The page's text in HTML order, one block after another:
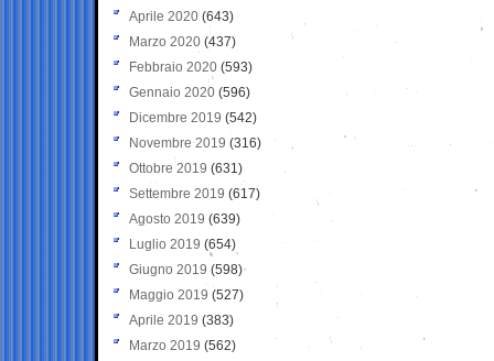
Aprile 2020 (643)
Marzo 2020 (437)
Febbraio 2020 (593)
Gennaio 2020 (596)
Dicembre 2019 (542)
Novembre 2019 (316)
Ottobre 2019 (631)
Settembre 2019 (617)
Agosto 2019 (639)
Luglio 2019 (654)
Giugno 2019 (598)
Maggio 2019 (527)
Aprile 2019 (383)
Marzo 2019 (562)